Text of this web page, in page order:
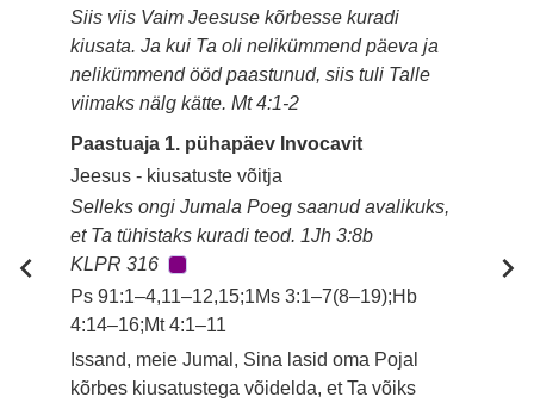
Siis viis Vaim Jeesuse kõrbesse kuradi
kiusata. Ja kui Ta oli nelikümmend päeva ja
nelikümmend ööd paastunud, siis tuli Talle
viimaks nälg kätte. Mt 4:1-2
Paastuaja 1. pühapäev Invocavit
Jeesus - kiusatuste võitja
Selleks ongi Jumala Poeg saanud avalikuks,
et Ta tühistaks kuradi teod. 1Jh 3:8b
KLPR 316
Ps 91:1–4,11–12,15;1Ms 3:1–7(8–19);Hb
4:14–16;Mt 4:1–11
Issand, meie Jumal, Sina lasid oma Pojal
kõrbes kiusatustega võidelda, et Ta võiks